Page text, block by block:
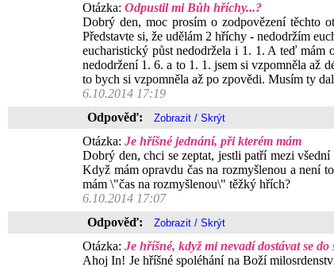
Otázka: Odpustil mi Bůh hříchy...?
Dobrý den, moc prosím o zodpovězení těchto
Představte si, že udělám 2 hříchy - nedodržím
eucharistický půst nedodržela i 1. 1. A teď mám
nedodržení 1. 6. a to 1. 1. jsem si vzpomněla až
to bych si vzpomněla až po zpovědi. Musím ty
6.10.2014 17:19
Odpověď:
Otázka: Je hříšné jednání, při kterém mám
Dobrý den, chci se zeptat, jestli patří mezi
Když mám opravdu čas na rozmyšlenou a není
mám \"čas na rozmyšlenou\" těžký hřích?
6.10.2014 17:07
Odpověď:
Otázka: Je hříšné, když mi nevadí dostávat se
Ahoj In! Je hříšné spoléhání na Boží